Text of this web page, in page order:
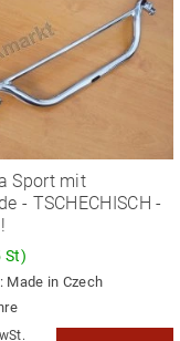
Sport mit
- TSCHECHISCH -
St)
Made in Czech